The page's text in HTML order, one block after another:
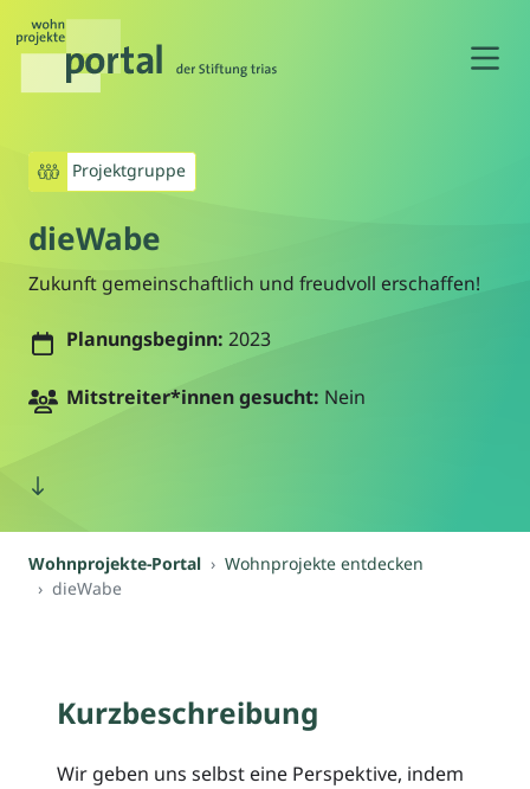
Projektgruppe
dieWabe
Zukunft gemeinschaftlich und freudvoll erschaffen!
Planungsbeginn: 2023
Mitstreiter*innen gesucht: Nein
Wohnprojekte-Portal
Wohnprojekte entdecken
dieWabe
Kurzbeschreibung
Wir geben uns selbst eine Perspektive, indem